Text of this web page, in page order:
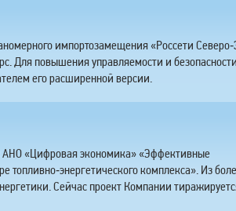
импортозамещения «Россети
Для повышения управляемости и
его расширенной версии.
АНО «Цифровая экономика» «Эффективные
топливно‑энергетического комплекса». Из
Сейчас проект Компании